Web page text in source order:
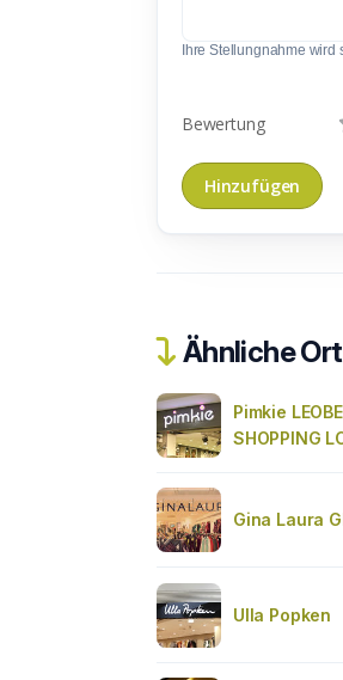
Ihre Stellungnahme
Bewertung
Ähnliche
Pimkie
SHOPPING
Gina Laura
Ulla Popken